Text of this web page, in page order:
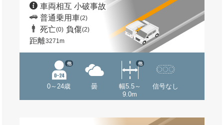
車両相互 小破事故
普通乗用車(2)
死亡(0) 負傷(2)
距離3271m
0～24歳
他
曇
幅5.5～
9.0m
他
信号なし